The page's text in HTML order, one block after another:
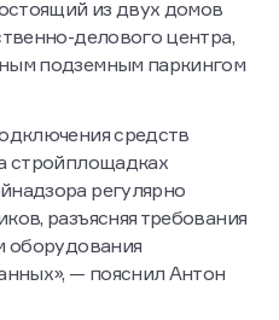
из двух домов
делового центра,
подземным паркингом
средств
стройплощадках
регулярно
разъясняя требования
оборудования
— пояснил Антон